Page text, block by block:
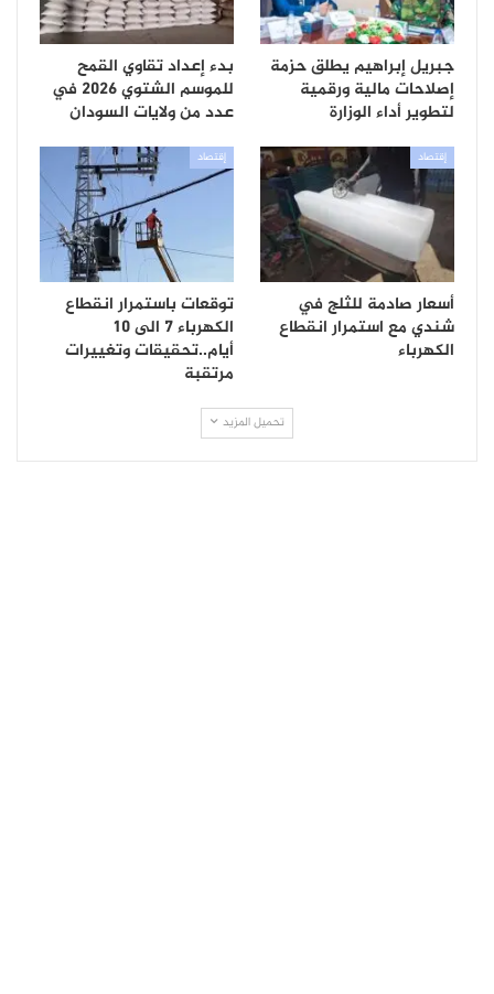
جبريل إبراهيم يطلق حزمة
إصلاحات مالية ورقمية
لتطوير أداء الوزارة
بدء إعداد تقاوي القمح
للموسم الشتوي 2026 في
عدد من ولايات السودان
إقتصاد
أسعار صادمة للثلج في
شندي مع استمرار انقطاع
الكهرباء
إقتصاد
توقعات باستمرار انقطاع
الكهرباء 7 الى 10
أيام..تحقيقات وتغييرات
مرتقبة
تحميل المزيد